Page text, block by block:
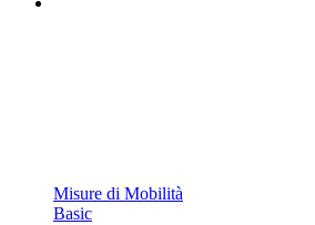
Misure di Mobilità
Basic